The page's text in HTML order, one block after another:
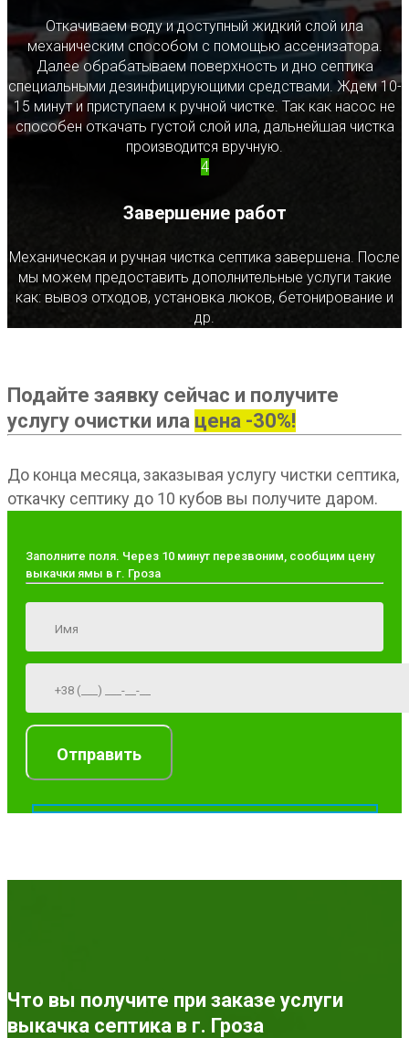
Откачиваем воду и доступный жидкий слой ила
механическим способом с помощью ассенизатора.
Далее обрабатываем поверхность и дно септика
специальными дезинфицирующими средствами. Ждем 10-
15 минут и приступаем к ручной чистке. Так как насос не
способен откачать густой слой ила, дальнейшая чистка
производится вручную.
4
Завершение работ
Механическая и ручная чистка септика завершена. После
мы можем предоставить дополнительные услуги такие
как: вывоз отходов, установка люков, бетонирование и
др.
Подайте заявку сейчас и получите
услугу очистки ила цена -30%!
До конца месяца, заказывая услугу чистки септика,
откачку септику до 10 кубов вы получите даром.
Заполните поля. Через 10 минут перезвоним, сообщим цену
выкачки ямы в г. Гроза
Что вы получите при заказе услуги
выкачка септика в г. Гроза